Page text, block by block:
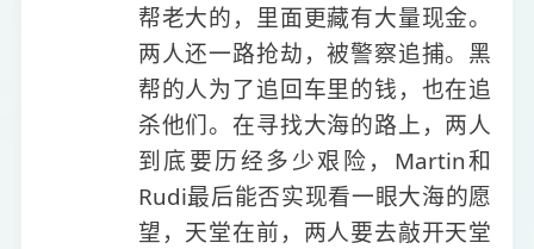
帮老大的，里面更藏有大量现金。
两人还一路抢劫，被警察追捕。黑
帮的人为了追回车里的钱，也在追
杀他们。在寻找大海的路上，两人
到底要历经多少艰险，Martin和
Rudi最后能否实现看一眼大海的愿
望，天堂在前，两人要去敲开天堂